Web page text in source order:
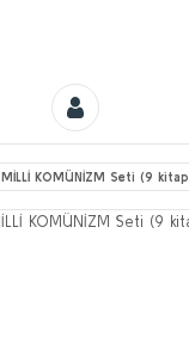
MİLLİ KOMÜNİZM Seti (9